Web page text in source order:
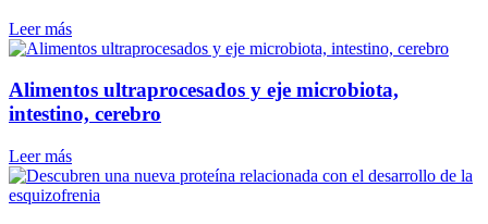
Leer más
Alimentos ultraprocesados y eje microbiota,
intestino, cerebro
Leer más